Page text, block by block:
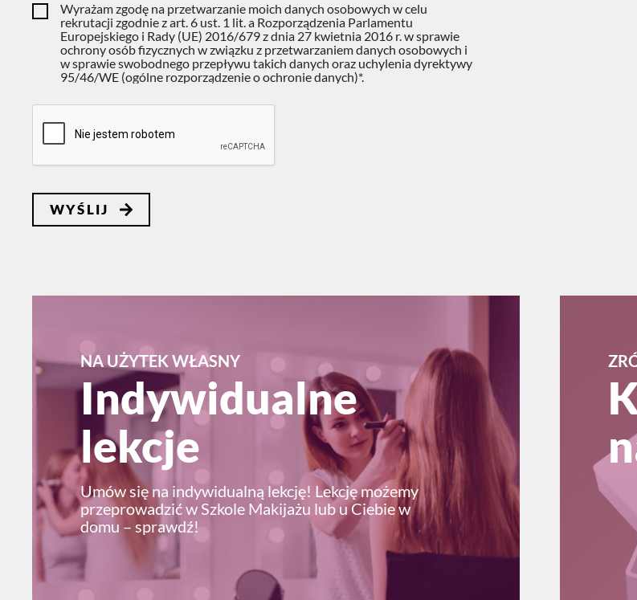
Wyrażam zgodę na przetwarzanie moich danych osobowych w celu
rekrutacji zgodnie z art. 6 ust. 1 lit. a Rozporządzenia Parlamentu
Europejskiego i Rady (UE) 2016/679 z dnia 27 kwietnia 2016 r. w sprawie
ochrony osób fizycznych w związku z przetwarzaniem danych osobowych i
w sprawie swobodnego przepływu takich danych oraz uchylenia dyrektywy
95/46/WE (ogólne rozporządzenie o ochronie danych)*.
CAPTCHA
NA UŻYTEK WŁASNY
Indywidualne
lekcje
Umów się na indywidualną lekcję! Lekcję możemy
przeprowadzić w Szkole Makijażu lub u Ciebie w
domu – sprawdź!